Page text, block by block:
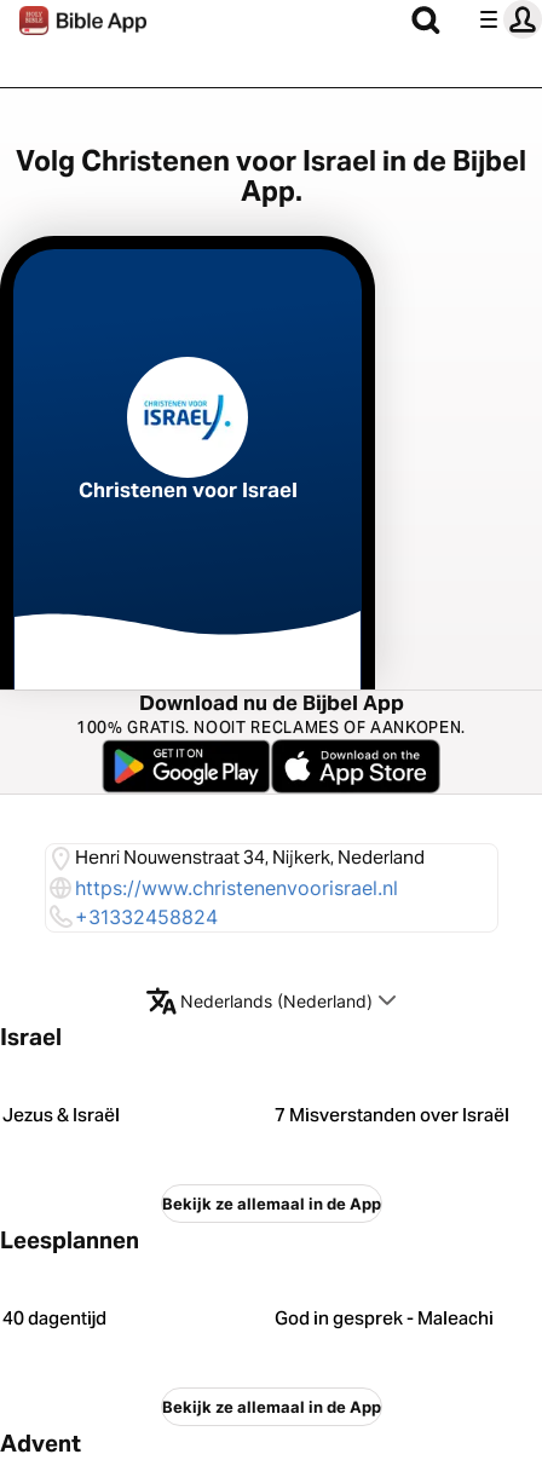
Volg Christenen voor Israel in de Bijbel
App.
Christenen voor Israel
Download nu de Bijbel App
100% GRATIS. NOOIT RECLAMES OF AANKOPEN.
Henri Nouwenstraat 34, Nijkerk, Nederland
https://www.christenenvoorisrael.nl
+31332458824
Nederlands (Nederland)
Israel
Jezus & Israël 7 Misverstanden over Israël
Bekijk ze allemaal in de App
Leesplannen
40 dagentijd God in gesprek - Maleachi
Bekijk ze allemaal in de App
Advent